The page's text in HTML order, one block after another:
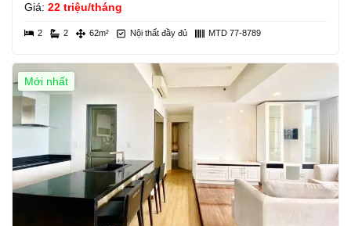
Giá: 22 triệu/tháng
2 2 62m² Nội thất đầy đủ MTD 77-8789
Mới nhất